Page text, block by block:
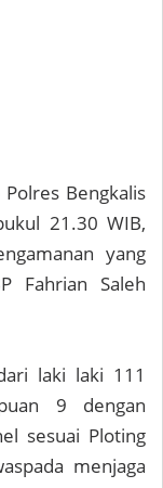
Bengkalis
21.30 WIB,
yang
Fahrian Saleh
laki laki 111
9 dengan
sesuai Ploting
menjaga